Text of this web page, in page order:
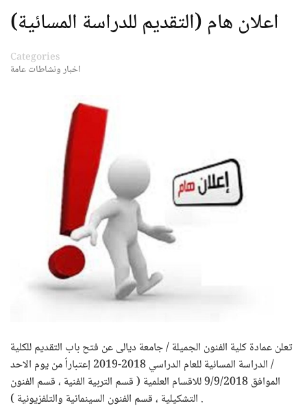
اعلان هام (التقديم للدراسة المسائية)
Categories
اخبار ونشاطات عامة
تعلن عمادة كلية الفنون الجميلة / جامعة ديالى عن فتح باب التقديم للكلية
/ الدراسة المسائية للعام الدراسي 2018-2019 إعتباراً من يوم الاحد
الموافق 9/9/2018 للاقسام العلمية ( قسم التربية الفنية ، قسم الفنون
التشكيلية ، قسم الفنون السينمائية والتلفزيونية ) .